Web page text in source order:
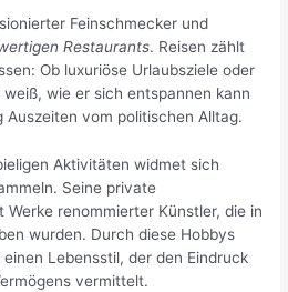
Feinschmecker und
Restaurants. Reisen zählt
Ob luxuriöse Urlaubsziele oder
wie er sich entspannen kann
Auszeiten vom politischen Alltag.
Aktivitäten widmet sich
Seine private
Werke renommierter Künstler, die in
wurden. Durch diese Hobbys
Lebensstil, der den Eindruck
vermittelt.